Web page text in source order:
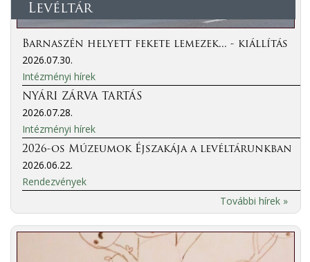
Levéltár
Barnaszén helyett fekete lemezek... - kiállítás
2026.07.30.
Intézményi hírek
NYÁRI ZÁRVA TARTÁS
2026.07.28.
Intézményi hírek
2026-os Múzeumok Éjszakája a levéltárunkban
2026.06.22.
Rendezvények
További hírek »